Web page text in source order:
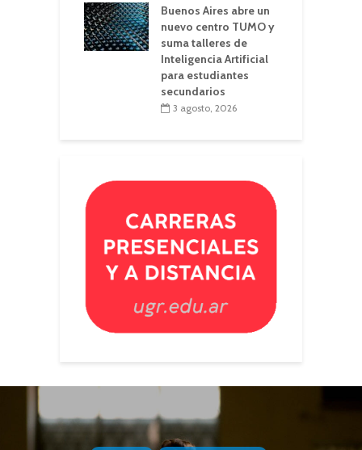
Buenos Aires abre un
nuevo centro TUMO y
suma talleres de
Inteligencia Artificial
para estudiantes
secundarios
3 agosto, 2026